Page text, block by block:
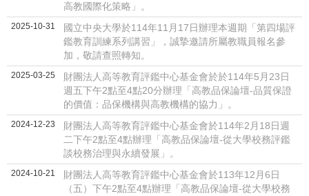
高教國際化策略」。
2025-10-31
國立中央大學於114年11月17日辦理本週期「第四場評
鑑教育訓練系列講習」，誠摯邀請所屬教職員報名參
加，敬請查照轉知。
2025-03-25
財團法人高等教育評鑑中心基金會於於114年5月23日
週五下午2點至4點20分辦理「高教品保論壇-品質保證
的價值：品保機構與高教機構的協力」。
2024-12-23
財團法人高等教育評鑑中心基金會於114年2月18日週
二下午2點至4點辦理「高教品保論壇-從大學校務評鑑
談校務治理與永續發展」。
2024-10-21
財團法人高等教育評鑑中心基金會於113年12月6日
（五）下午2點至4點辦理「高教品保論壇-從大學校務